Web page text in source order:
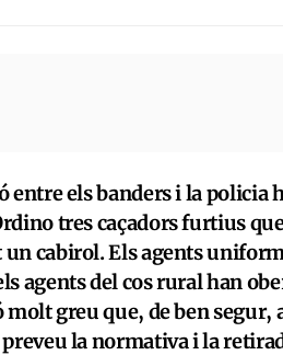
entre els banders i la policia
tres caçadors furtius
cabirol. Els agents
agents del cos rural han
greu que, de ben segur,
la normativa i la